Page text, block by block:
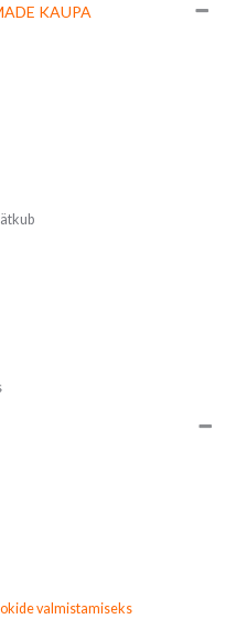
KAUPA
valmistamiseks